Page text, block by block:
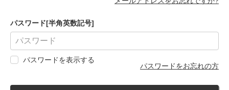
パスワード[半角英数記号]
パスワードを表示する
パスワードをお忘れの方